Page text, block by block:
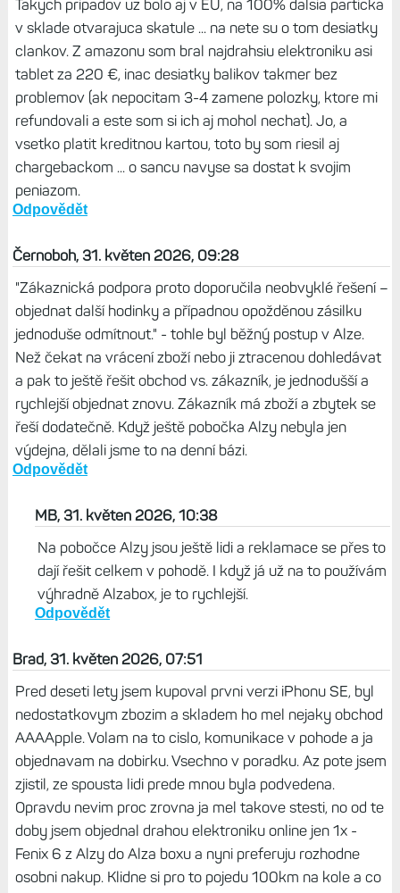
Takych pripadov uz bolo aj v EU, na 100% dalsia particka
v sklade otvarajuca skatule ... na nete su o tom desiatky
clankov. Z amazonu som bral najdrahsiu elektroniku asi
tablet za 220 €, inac desiatky balikov takmer bez
problemov (ak nepocitam 3-4 zamene polozky, ktore mi
refundovali a este som si ich aj mohol nechat). Jo, a
vsetko platit kreditnou kartou, toto by som riesil aj
chargebackom ... o sancu navyse sa dostat k svojim
peniazom.
Odpovědět
Černoboh, 31. květen 2026, 09:28
"Zákaznická podpora proto doporučila neobvyklé řešení –
objednat další hodinky a případnou opožděnou zásilku
jednoduše odmítnout." - tohle byl běžný postup v Alze.
Než čekat na vrácení zboží nebo ji ztracenou dohledávat
a pak to ještě řešit obchod vs. zákazník, je jednodušší a
rychlejší objednat znovu. Zákazník má zboží a zbytek se
řeší dodatečně. Když ještě pobočka Alzy nebyla jen
výdejna, dělali jsme to na denní bázi.
Odpovědět
MB, 31. květen 2026, 10:38
Na pobočce Alzy jsou ještě lidi a reklamace se přes to
dají řešit celkem v pohodě. I když já už na to používám
výhradně Alzabox, je to rychlejší.
Odpovědět
Brad, 31. květen 2026, 07:51
Pred deseti lety jsem kupoval prvni verzi iPhonu SE, byl
nedostatkovym zbozim a skladem ho mel nejaky obchod
AAAApple. Volam na to cislo, komunikace v pohode a ja
objednavam na dobirku. Vsechno v poradku. Az pote jsem
zjistil, ze spousta lidi prede mnou byla podvedena.
Opravdu nevim proc zrovna ja mel takove stesti, no od te
doby jsem objednal drahou elektroniku online jen 1x -
Fenix 6 z Alzy do Alza boxu a nyni preferuju rozhodne
osobni nakup. Klidne si pro to pojedu 100km na kole a co